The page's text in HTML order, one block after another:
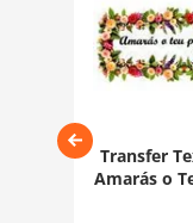
Transfer
Amarás o